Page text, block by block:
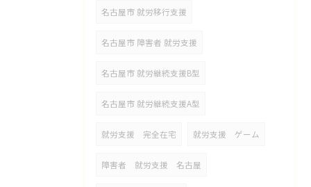
名古屋市 就労移行支援
名古屋市 障害者 就労支援
名古屋市 就労継続支援B型
名古屋市 就労継続支援A型
就労支援 完全在宅 就労支援 ゲーム
障害者 就労支援 名古屋